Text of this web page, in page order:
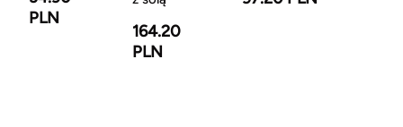
PLN
164.20
PLN